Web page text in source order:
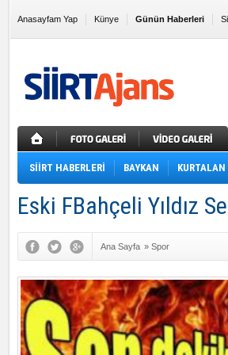
Anasayfam Yap Künye Günün Haberleri
Sık Kullanılanlara Ekle
SİİRT HABERLERİ BAYKAN KURTALAN
Eski FBahçeli Yıldız
Ana Sayfa » Spor